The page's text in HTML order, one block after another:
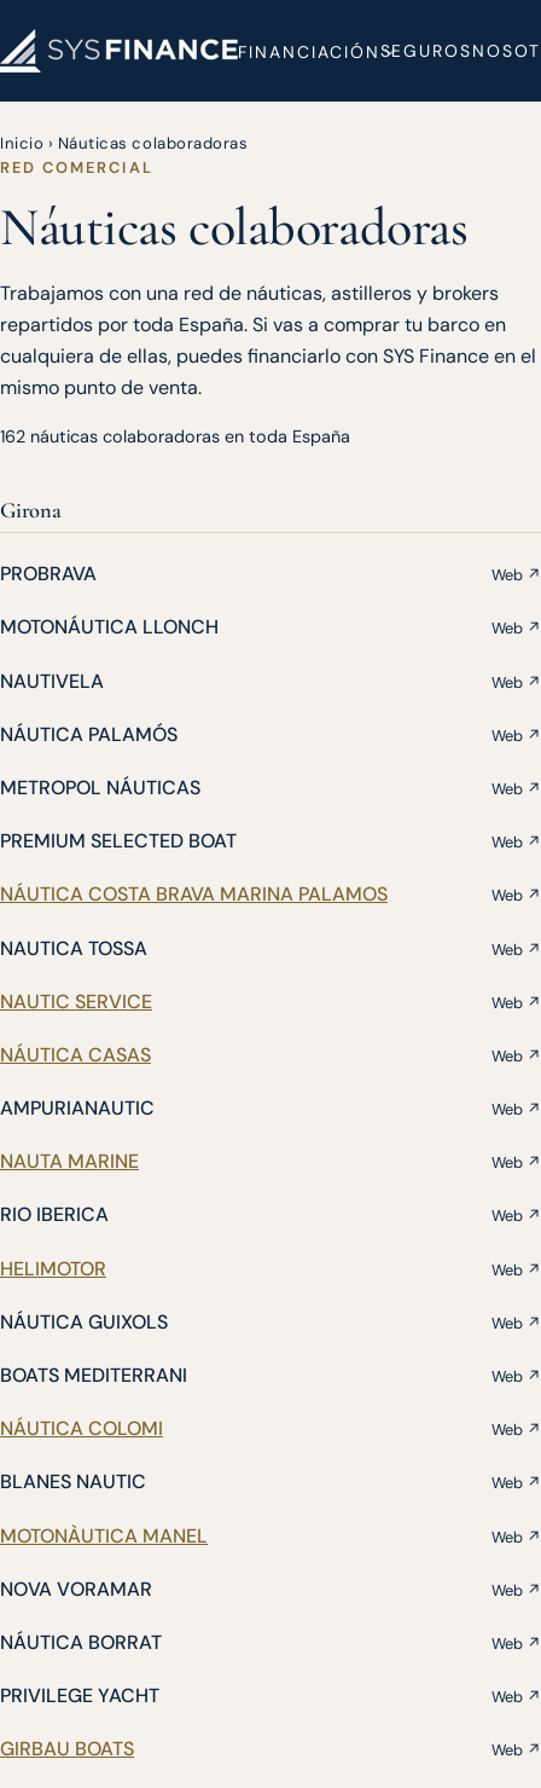
FINANCIACIÓNSEGUROS
Inicio › Náuticas colaboradoras
RED COMERCIAL
Náuticas colaboradoras
Trabajamos con una red de náuticas, astilleros y brokers
repartidos por toda España. Si vas a comprar tu barco en
cualquiera de ellas, puedes financiarlo con SYS Finance en el
mismo punto de venta.
162 náuticas colaboradoras en toda España
Girona
PROBRAVA Web ↗
MOTONÁUTICA LLONCH Web ↗
NAUTIVELA Web ↗
NÁUTICA PALAMÓS Web ↗
METROPOL NÁUTICAS Web ↗
PREMIUM SELECTED BOAT Web ↗
NÁUTICA COSTA BRAVA MARINA PALAMOS Web ↗
NAUTICA TOSSA Web ↗
NAUTIC SERVICE Web ↗
NÁUTICA CASAS Web ↗
AMPURIANAUTIC Web ↗
NAUTA MARINE Web ↗
RIO IBERICA Web ↗
HELIMOTOR Web ↗
NÁUTICA GUIXOLS Web ↗
BOATS MEDITERRANI Web ↗
NÁUTICA COLOMI Web ↗
BLANES NAUTIC Web ↗
MOTONÀUTICA MANEL Web ↗
NOVA VORAMAR Web ↗
NÁUTICA BORRAT Web ↗
PRIVILEGE YACHT Web ↗
GIRBAU BOATS Web ↗